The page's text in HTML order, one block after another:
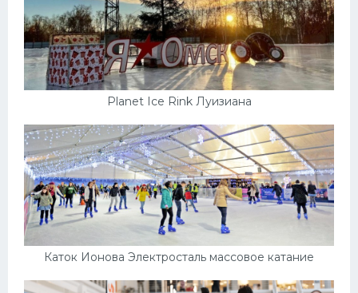
Planet Ice Rink Луизиана
Каток Ионова Электросталь массовое катание